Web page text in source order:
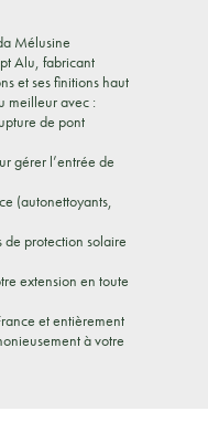
Mélusine
Alu, fabricant
et ses finitions haut
meilleur avec :
de pont
gérer l’entrée de
(autonettoyants,
de protection solaire
extension en toute
et entièrement
à votre